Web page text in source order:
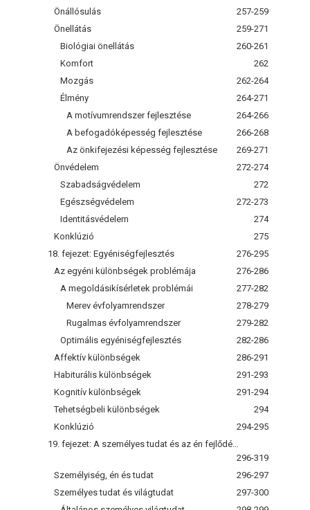
Önállósulás
257-259
Önellátás
259-271
Biológiai önellátás
260-261
Komfort
262
Mozgás
262-264
Élmény
264-271
A motívumrendszer fejlesztése
264-266
A befogadóképesség fejlesztése
266-268
Az önkifejezési képesség fejlesztése
269-271
Önvédelem
272-274
Szabadságvédelem
272
Egészségvédelem
272-273
Identitásvédelem
274
Konklúzió
275
18. fejezet: Egyéniségfejlesztés
276-295
Az egyéni különbségek problémája
276-286
A megoldásikísérletek problémái
277-282
Merev évfolyamrendszer
278-279
Rugalmas évfolyamrendszer
279-282
Optimális egyéniségfejlesztés
282-286
Affektív különbségek
286-291
Habiturális különbségek
291-293
Kognitív különbségek
291-294
Tehetségbeli különbségek
294
Konklúzió
294-295
296-319
Személyiség, én és tudat
296-297
Személyes tudat és világtudat
297-300